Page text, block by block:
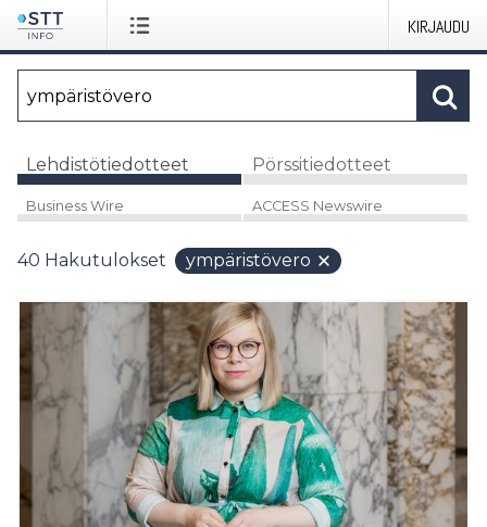
KIRJAUDU
Lehdistötiedotteet Pörssitiedotteet
Business Wire ACCESS Newswire
40 Hakutulokset ympäristövero